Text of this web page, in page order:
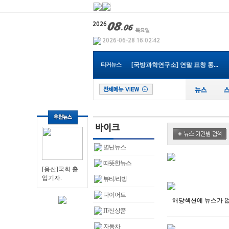
[용산]국회 출
입기자.
티커뉴스
[충청남도]천안지역 럼피스킨 긴...
[국방과학연구소] 연말 표창 통...
[전북군산시]황철호 군산시부시...
[경상북도]경북도내, 코로나19 ...
[경기부천시]부천생활폐기물수집...
[경상북도]국제크루즈선 타고 포...
[충청남도]천안지역 럼피스킨 긴...
별난뉴스
따뜻한뉴스
뷰티/리빙
다이어트
IT/신상품
자동차
해당섹션에 뉴스가